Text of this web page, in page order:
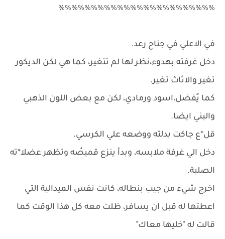
٪٪٪٪٪٪٪٪٪٪٪٪٪٪٪٪٪٪٪٪٪٪٪٪
في الاعلي في جناح رعد.
دخل غرفته بهدوء،نظر لها لم تتغير، كما هي لكن الديكور
تغير والاثاث تغير.
كما يُفضل،اسود ورمادي، لكن مع بعض اللون الذهبي
والبني ايضا.
قل*ع جاكت بدلته ووضعه علي الكرسي.
دخل الي غرفة ملابسه، وبدأ ينزع قميصُه وتظهر عضلا*ته
الصلبة.
اخرج شيء من جيب بنطاله، كانت نفس الميدالية التي
اعطتها له قبل ان يسافر، ظلت معه كل هذا الوقت كما
قالت له "خليها معاك"